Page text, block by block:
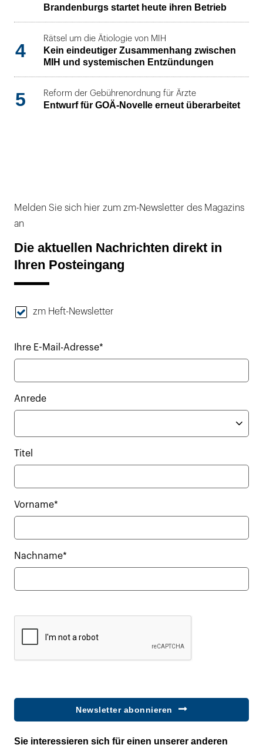
Brandenburgs startet heute ihren Betrieb
4
Rätsel um die Ätiologie von MIH
Kein eindeutiger Zusammenhang zwischen
MIH und systemischen Entzündungen
5 Reform der Gebührenordnung für Ärzte
Entwurf für GOÄ-Novelle erneut überarbeitet
Melden Sie sich hier zum zm-Newsletter des Magazins
an
Die aktuellen Nachrichten direkt in
Ihren Posteingang
zm Heft-Newsletter
Ihre E-Mail-Adresse*
Anrede
Titel
Vorname*
Nachname*
Newsletter abonnieren
Sie interessieren sich für einen unserer anderen